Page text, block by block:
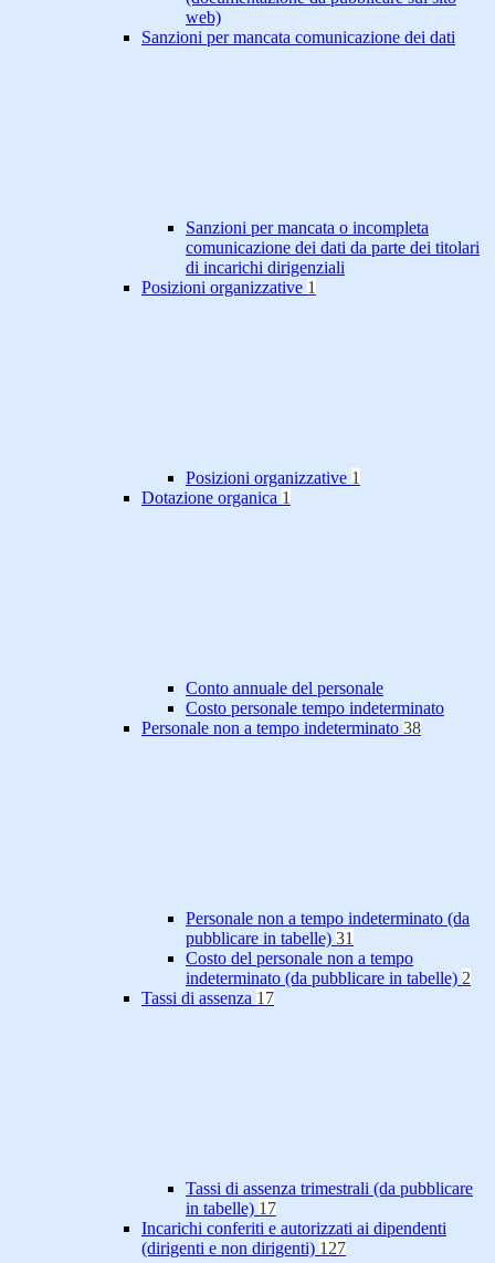
web)
Sanzioni per mancata comunicazione dei dati
Sanzioni per mancata o incompleta
comunicazione dei dati da parte dei titolari
di incarichi dirigenziali
Posizioni organizzative 1
Posizioni organizzative 1
Dotazione organica 1
Conto annuale del personale
Costo personale tempo indeterminato
Personale non a tempo indeterminato 38
Personale non a tempo indeterminato (da
pubblicare in tabelle) 31
Costo del personale non a tempo
indeterminato (da pubblicare in tabelle) 2
Tassi di assenza 17
Tassi di assenza trimestrali (da pubblicare
in tabelle) 17
Incarichi conferiti e autorizzati ai dipendenti
(dirigenti e non dirigenti) 127